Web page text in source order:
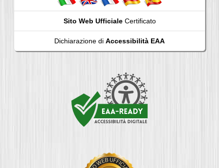
Sito Web UfficialeCertificato
Dichiarazione di Accessibilità EAA